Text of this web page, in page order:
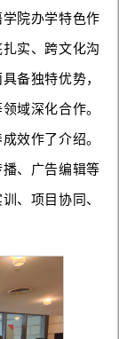
院办学特色作
实、跨文化沟
备独特优势，
域深化合作。
效作了介绍。
、广告编辑等
、项目协同、